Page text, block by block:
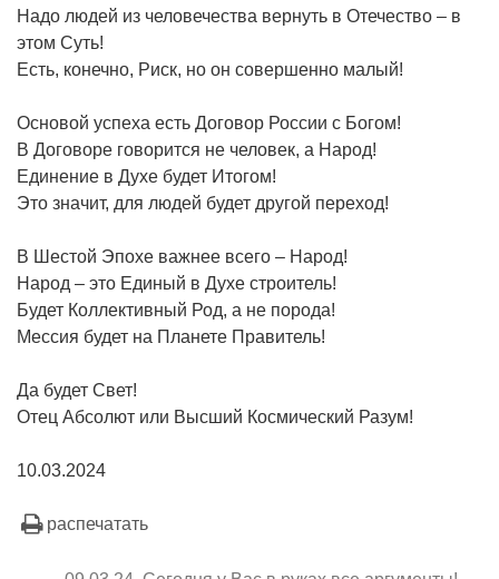
Надо людей из человечества вернуть в Отечество – в
этом Суть!
Есть, конечно, Риск, но он совершенно малый!
Основой успеха есть Договор России с Богом!
В Договоре говорится не человек, а Народ!
Единение в Духе будет Итогом!
Это значит, для людей будет другой переход!
В Шестой Эпохе важнее всего – Народ!
Народ – это Единый в Духе строитель!
Будет Коллективный Род, а не порода!
Мессия будет на Планете Правитель!
Да будет Свет!
Отец Абсолют или Высший Космический Разум!
10.03.2024
распечатать